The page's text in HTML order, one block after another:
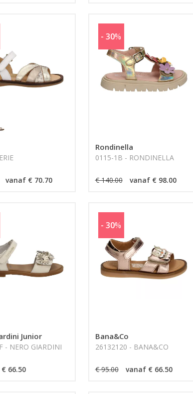
vanaf € 70.70
Rondinella
0115-1B - RONDINELLA
€ 140.00 vanaf € 98.00
- 30%
Junior
- NERO GIARDINI
€ 66.50
Bana&Co
26132120 - BANA&CO
€ 95.00 vanaf € 66.50
- 30%